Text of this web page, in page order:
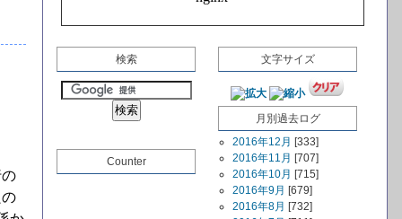
検索
Counter
文字サイズ
月別過去ログ
2016年12月 [333]
2016年11月 [707]
2016年10月 [715]
2016年9月 [679]
2016年8月 [732]